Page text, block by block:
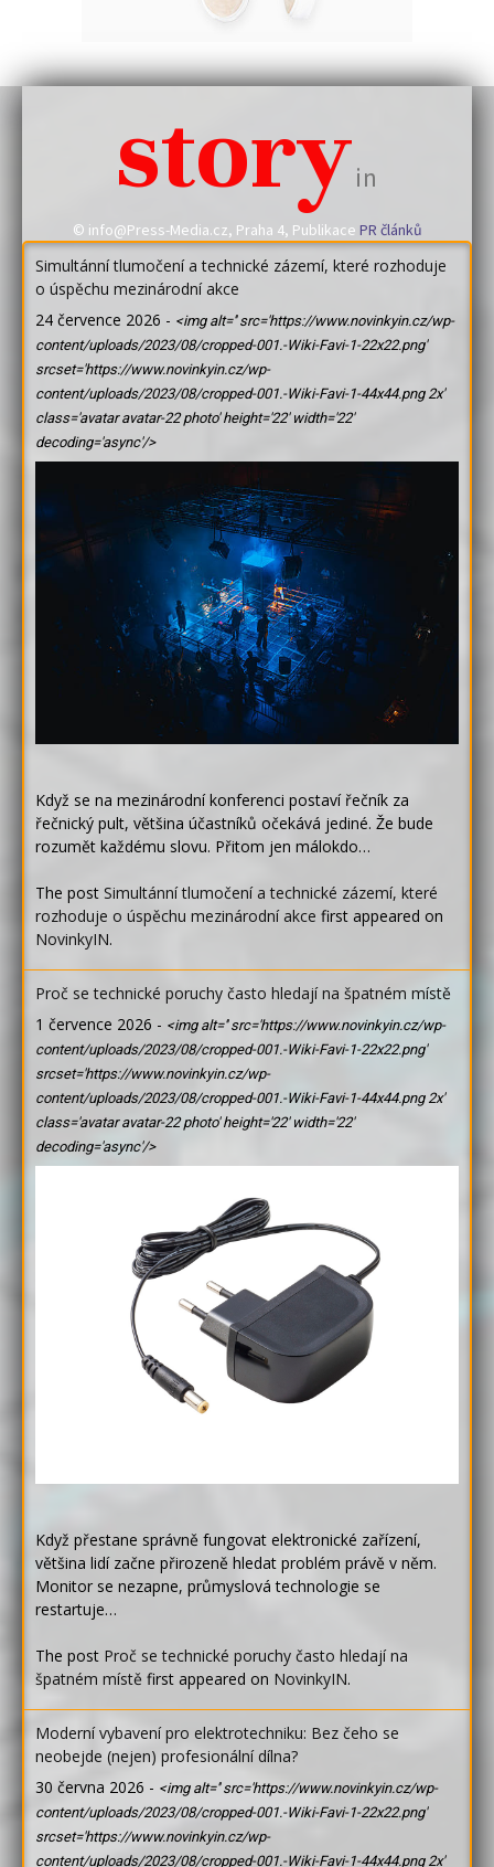
storyin
© info@Press-Media.cz, Praha 4, Publikace PR článků
Simultánní tlumočení a technické zázemí, které rozhoduje
o úspěchu mezinárodní akce
24 července 2026 - <img alt='' src='https://www.novinkyin.cz/wp-
content/uploads/2023/08/cropped-001.-Wiki-Favi-1-22x22.png'
srcset='https://www.novinkyin.cz/wp-
content/uploads/2023/08/cropped-001.-Wiki-Favi-1-44x44.png 2x'
class='avatar avatar-22 photo' height='22' width='22'
decoding='async'/>
Když se na mezinárodní konferenci postaví řečník za
řečnický pult, většina účastníků očekává jediné. Že bude
rozumět každému slovu. Přitom jen málokdo…
The post Simultánní tlumočení a technické zázemí, které
rozhoduje o úspěchu mezinárodní akce first appeared on
NovinkyIN.
Proč se technické poruchy často hledají na špatném místě
1 července 2026 - <img alt='' src='https://www.novinkyin.cz/wp-
content/uploads/2023/08/cropped-001.-Wiki-Favi-1-22x22.png'
srcset='https://www.novinkyin.cz/wp-
content/uploads/2023/08/cropped-001.-Wiki-Favi-1-44x44.png 2x'
class='avatar avatar-22 photo' height='22' width='22'
decoding='async'/>
Když přestane správně fungovat elektronické zařízení,
většina lidí začne přirozeně hledat problém právě v něm.
Monitor se nezapne, průmyslová technologie se
restartuje…
The post Proč se technické poruchy často hledají na
špatném místě first appeared on NovinkyIN.
Moderní vybavení pro elektrotechniku: Bez čeho se
neobejde (nejen) profesionální dílna?
30 června 2026 - <img alt='' src='https://www.novinkyin.cz/wp-
content/uploads/2023/08/cropped-001.-Wiki-Favi-1-22x22.png'
srcset='https://www.novinkyin.cz/wp-
content/uploads/2023/08/cropped-001.-Wiki-Favi-1-44x44.png 2x'